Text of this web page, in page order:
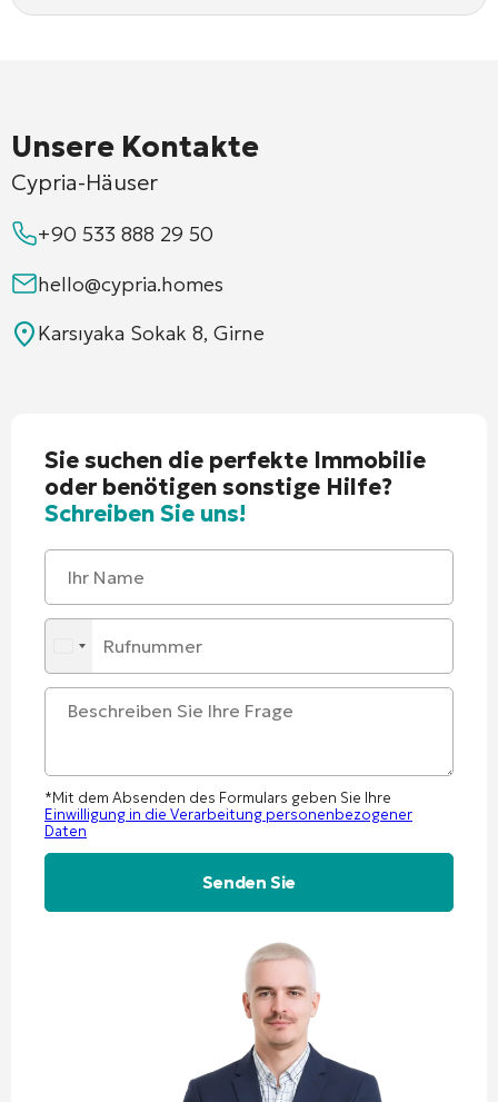
Unsere Kontakte
Cypria-Häuser
+90 533 888 29 50
hello@cypria.homes
Karsıyaka Sokak 8, Girne
Sie suchen die perfekte Immobilie
oder benötigen sonstige Hilfe?
Schreiben Sie uns!
*Mit dem Absenden des Formulars geben Sie Ihre
Einwilligung in die Verarbeitung personenbezogener
Daten